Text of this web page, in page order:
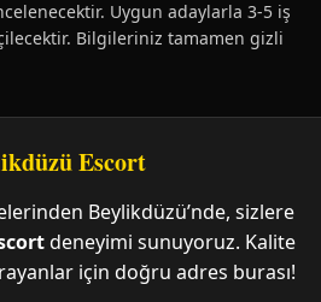
Uygun adaylarla 3-5 iş
Bilgileriniz tamamen gizli
Escort
Beylikdüzü’nde, sizlere
deneyimi sunuyoruz. Kalite
için doğru adres burası!